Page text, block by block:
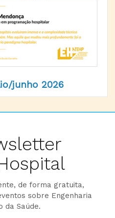
junho 2026
de forma gratuita,
sobre Engenharia
da Saúde.